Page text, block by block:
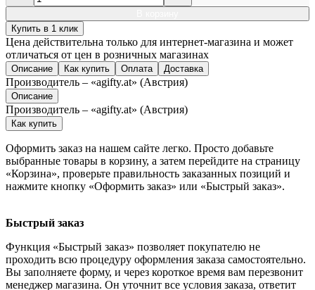
Купить в 1 клик
Цена действительна только для интернет-магазина и может
отличаться от цен в розничных магазинах
Описание Как купить Оплата Доставка
Производитель – «agifty.at» (Австрия)
Описание
Производитель – «agifty.at» (Австрия)
Как купить
Оформить заказ на нашем сайте легко. Просто добавьте
выбранные товары в корзину, а затем перейдите на страницу
«Корзина», проверьте правильность заказанных позиций и
нажмите кнопку «Оформить заказ» или «Быстрый заказ».
Быстрый заказ
Функция «Быстрый заказ» позволяет покупателю не
проходить всю процедуру оформления заказа самостоятельно.
Вы заполняете форму, и через короткое время вам перезвонит
менеджер магазина. Он уточнит все условия заказа, ответит